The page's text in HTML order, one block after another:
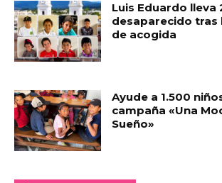
Luis Eduardo lleva
desaparecido tras
de acogida
Ayude a 1.500
campaña «Una
Sueño»